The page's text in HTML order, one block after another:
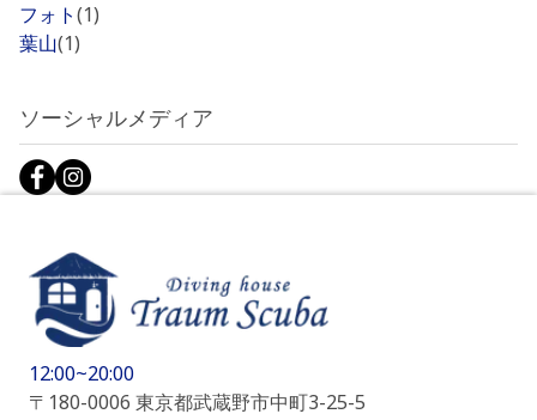
フォト(1)
葉山(1)
ソーシャルメディア
12:00~20:00
〒180-0006 東京都武蔵野市中町3-25-5